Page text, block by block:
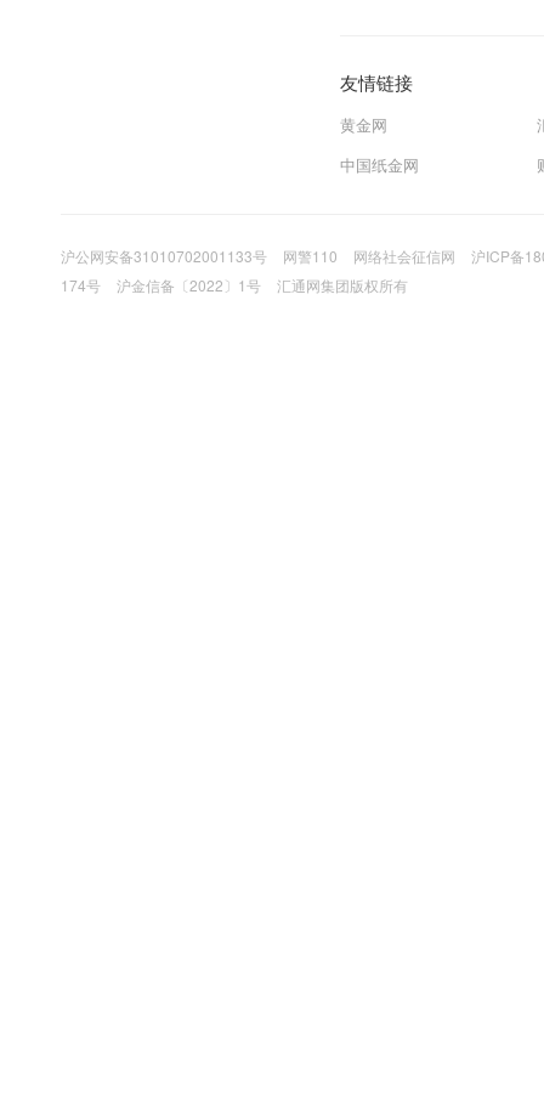
友情链接
黄金网
中国纸金网
沪公网安备31010702001133号 网警110 网络社会征信网
沪ICP备
174号
沪金信备〔2022〕1号 汇通网集团版权所有